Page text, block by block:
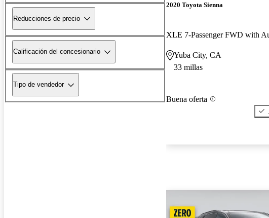
Reducciones de precio
Calificación del concesionario
Tipo de vendedor
2020 Toyota Sienna
Yuba City, CA
33 millas
Buena oferta